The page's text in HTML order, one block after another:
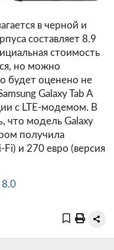
в черной и
составляет 8.9
стоимость
но можно
будет оценено не
Galaxy Tab A
с LTE-модемом. В
что модель Galaxy
получила
и 270 евро (версия
8.0